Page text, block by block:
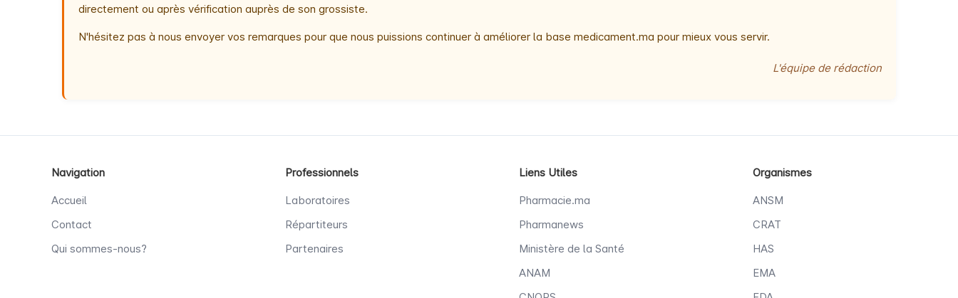
directement ou après vérification auprès de son grossiste.
N'hésitez pas à nous envoyer vos remarques pour que nous puissions continuer à améliorer la base medicament.ma pour mieux vous servir.
L'équipe de rédaction
Navigation
Accueil
Contact
Qui sommes-nous?
Professionnels
Laboratoires
Répartiteurs
Partenaires
Liens Utiles
Pharmacie.ma
Pharmanews
Ministère de la Santé
ANAM
Organismes
ANSM
CRAT
HAS
EMA